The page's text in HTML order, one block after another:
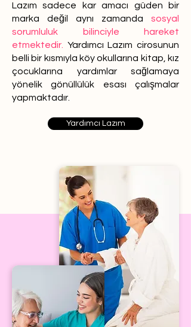
Lazım sadece kar amacı güden bir
marka değil aynı zamanda sosyal
sorumluluk bilinciyle hareket
etmektedir.
Yardımcı Lazım cirosunun
belli bir kısmıyla köy okullarına kitap, kız
çocuklarına yardımlar sağlamaya
yönelik gönüllülük esası çalışmalar
yapmaktadır.
Yardımcı Lazım